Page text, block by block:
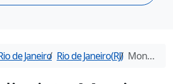
de Janeiro Rio de Janeiro(RJ) Monica